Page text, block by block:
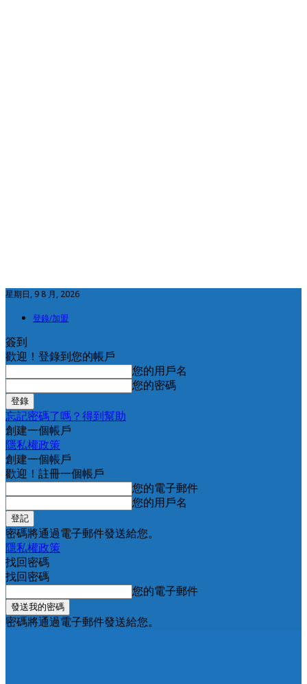
星期日, 9 8 月, 2026
登錄/加盟
簽到
歡迎！登錄到您的帳戶
您的用戶名
您的密碼
忘記密碼了嗎？得到幫助
創建一個帳戶
隱私權政策
創建一個帳戶
歡迎！註冊一個帳戶
您的電子郵件
您的用戶名
密碼將通過電子郵件發送給您。
隱私權政策
找回密碼
找回密碼
您的電子郵件
密碼將通過電子郵件發送給您。